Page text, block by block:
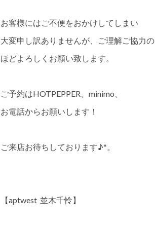
お客様にはご不便をおかけしてしまい
大変申し訳ありませんが、ご理解ご協力の
ほどよろしくお願い致します。
ご予約はHOTPEPPER、minimo、
お電話からお願いします！
ご来店お待ちしております♪*。
【aptwest 並木千怜】